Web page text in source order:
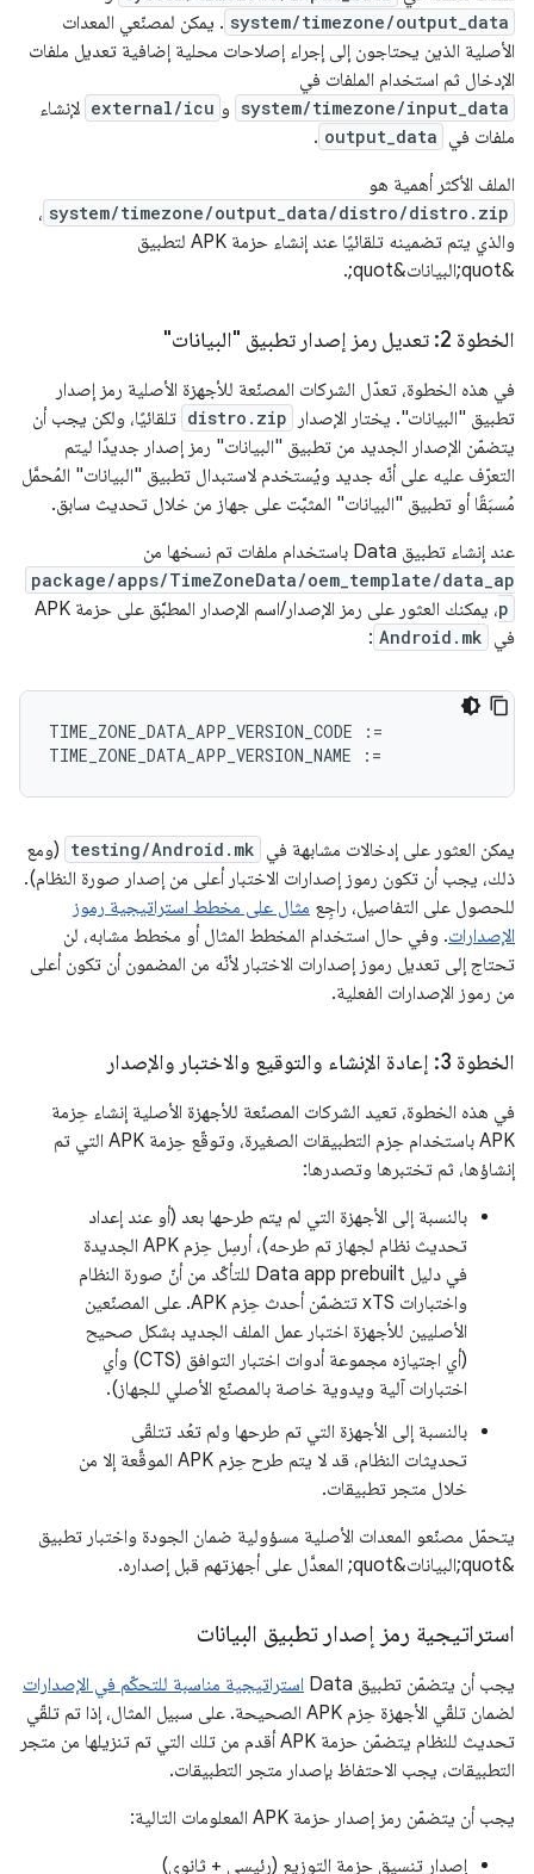
system/timezone/output_data . يمكن لمصنّعي المعدات
الأصلية الذين يحتاجون إلى إجراء إصلاحات محلية إضافية تعديل ملفات
الإدخال ثم استخدام الملفات في
system/timezone/input_data و external/icu لإنشاء
ملفات في output_data
.
الملف الأكثر أهمية هو
system/timezone/output_data/distro/distro.zip ،
والذي يتم تضمينه تلقائيًا عند إنشاء حزمة APK لتطبيق
&quot;البيانات&quot;.
الخطوة 2: تعديل رمز إصدار تطبيق "البيانات"
في هذه الخطوة، تعدّل الشركات المصنّعة للأجهزة الأصلية رمز إصدار
تطبيق "البيانات". يختار الإصدار
distro.zip تلقائيًا، ولكن يجب أن
يتضمّن الإصدار الجديد من تطبيق "البيانات" رمز إصدار جديدًا ليتم
التعرّف عليه على أنّه جديد ويُستخدم لاستبدال تطبيق "البيانات" المُحمَّل
مُسبَقًا أو تطبيق "البيانات" المثبَّت على جهاز من خلال تحديث سابق.
عند إنشاء تطبيق Data باستخدام ملفات تم نسخها من
package/apps/TimeZoneData/oem_template/data_ap
p
، يمكنك العثور على رمز الإصدار/اسم الإصدار المطبَّق على حزمة APK
في Android.mk
:
TIME_ZONE_DATA_APP_VERSION_CODE
:=
TIME_ZONE_DATA_APP_VERSION_NAME
:=
يمكن العثور على إدخالات مشابهة في testing/Android.mk (ومع
ذلك، يجب أن تكون رموز إصدارات الاختبار أعلى من إصدار صورة النظام).
للحصول على التفاصيل، راجِع مثال على مخطط استراتيجية رموز
الإصدارات. وفي حال استخدام المخطط المثال أو مخطط مشابه، لن
تحتاج إلى تعديل رموز إصدارات الاختبار لأنّه من المضمون أن تكون أعلى
من رموز الإصدارات الفعلية.
الخطوة 3: إعادة الإنشاء والتوقيع والاختبار والإصدار
في هذه الخطوة، تعيد الشركات المصنّعة للأجهزة الأصلية إنشاء حِزمة
APK باستخدام حِزم التطبيقات الصغيرة، وتوقّع حِزمة APK التي تم
إنشاؤها، ثم تختبرها وتصدرها:
بالنسبة إلى الأجهزة التي لم يتم طرحها بعد (أو عند إعداد
تحديث نظام لجهاز تم طرحه)، أرسِل حِزم APK الجديدة
في دليل Data app prebuilt للتأكّد من أنّ صورة النظام
واختبارات xTS تتضمّن أحدث حِزم APK. على المصنّعين
الأصليين للأجهزة اختبار عمل الملف الجديد بشكل صحيح
(أي اجتيازه مجموعة أدوات اختبار التوافق (CTS) وأي
اختبارات آلية ويدوية خاصة بالمصنّع الأصلي للجهاز).
بالنسبة إلى الأجهزة التي تم طرحها ولم تعُد تتلقّى
تحديثات النظام، قد لا يتم طرح حِزم APK الموقَّعة إلا من
خلال متجر تطبيقات.
يتحمّل مصنّعو المعدات الأصلية مسؤولية ضمان الجودة واختبار تطبيق
&quot;البيانات&quot; المعدَّل على أجهزتهم قبل إصداره.
استراتيجية رمز إصدار تطبيق البيانات
يجب أن يتضمّن تطبيق Data
استراتيجية مناسبة للتحكّم في الإصدارات
لضمان تلقّي الأجهزة حِزم APK الصحيحة. على سبيل المثال، إذا تم تلقّي
تحديث للنظام يتضمّن حزمة APK أقدم من تلك التي تم تنزيلها من متجر
التطبيقات، يجب الاحتفاظ بإصدار متجر التطبيقات.
يجب أن يتضمّن رمز إصدار حزمة APK المعلومات التالية:
إصدار تنسيق حزمة التوزيع (رئيسي + ثانوي)